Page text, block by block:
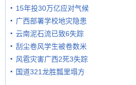
15年投30万亿应对气候
广西部署学校地灾隐患
云南泥石流已致6失踪
刮尘卷风学生被卷数米
风雹灾害广西2死3失踪
国道321龙胜瓢里塌方